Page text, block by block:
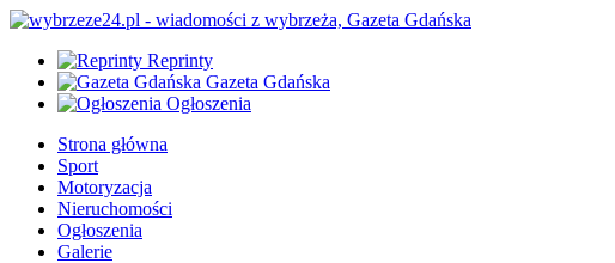
Reprinty
Gazeta Gdańska
Ogłoszenia
Strona główna
Sport
Motoryzacja
Nieruchomości
Ogłoszenia
Galerie